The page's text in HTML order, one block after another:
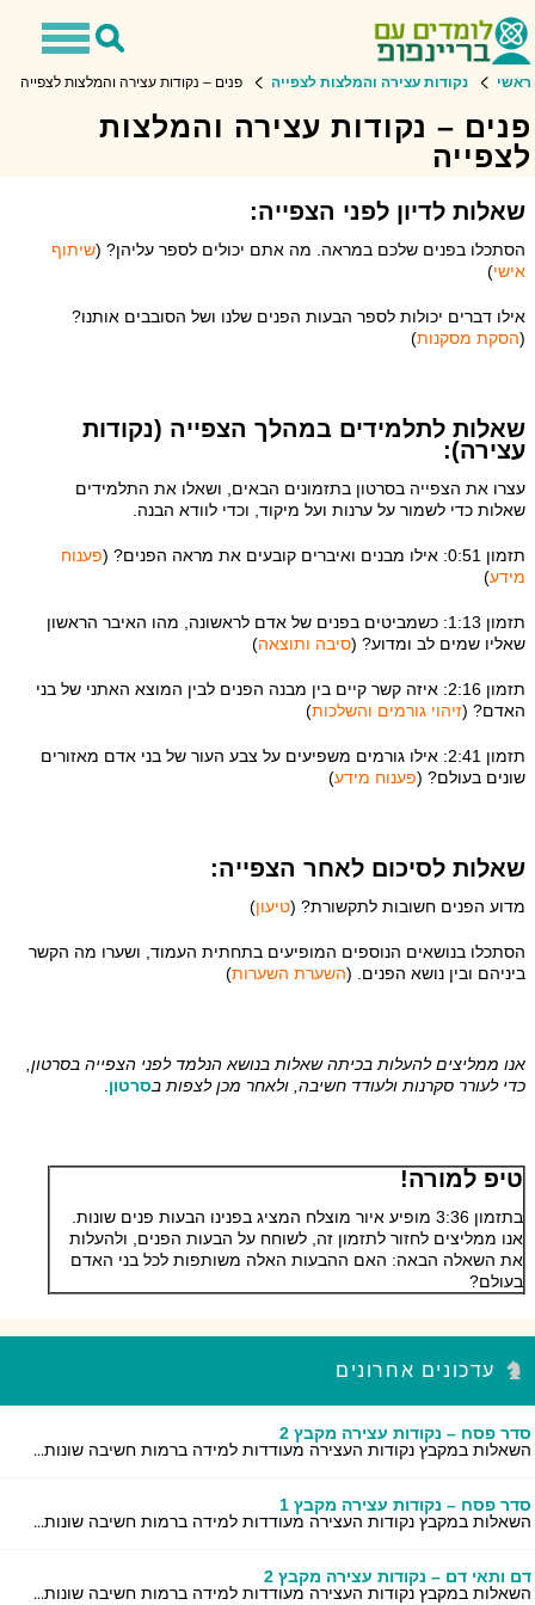
Toggle
Toggle
ראשי נקודות עצירה והמלצות לצפייה פנים – נקודות עצירה והמלצות לצפייה
פנים – נקודות עצירה והמלצות
לצפייה
שאלות לדיון לפני הצפייה:
הסתכלו בפנים שלכם במראה. מה אתם יכולים לספר עליהן? (שיתוף
אישי)
אילו דברים יכולות לספר הבעות הפנים שלנו ושל הסובבים אותנו?
(הסקת מסקנות)
שאלות לתלמידים במהלך הצפייה (נקודות
עצירה):
עצרו את הצפייה בסרטון בתזמונים הבאים, ושאלו את התלמידים
שאלות כדי לשמור על ערנות ועל מיקוד, וכדי לוודא הבנה.
תזמון 0:51: אילו מבנים ואיברים קובעים את מראה הפנים? (
פענוח
מידע)
תזמון 1:13: כשמביטים בפנים של אדם לראשונה, מהו האיבר הראשון
שאליו שמים לב ומדוע? (סיבה ותוצאה)
תזמון 2:16: איזה קשר קיים בין מבנה הפנים לבין המוצא האתני של בני
האדם? (זיהוי גורמים והשלכות)
תזמון 2:41: אילו גורמים משפיעים על צבע העור של בני אדם מאזורים
שונים בעולם? (פענוח מידע)
שאלות לסיכום לאחר הצפייה:
מדוע הפנים חשובות לתקשורת? (טיעון)
הסתכלו בנושאים הנוספים המופיעים בתחתית העמוד, ושערו מה הקשר
ביניהם ובין נושא הפנים. (השערת השערות)
אנו ממליצים להעלות בכיתה שאלות בנושא הנלמד לפני הצפייה בסרטון,
כדי לעורר סקרנות ולעודד חשיבה, ולאחר מכן לצפות בסרטון
טיפ למורה!
בתזמון 3:36 מופיע איור מוצלח המציג בפנינו הבעות פנים שונות.
אנו ממליצים לחזור לתזמון זה, לשוחח על הבעות הפנים, ולהעלות
את השאלה הבאה: האם ההבעות האלה משותפות לכל בני האדם
בעולם?
עדכונים אחרונים
סדר פסח – נקודות עצירה מקבץ 2
השאלות במקבץ נקודות העצירה מעודדות למידה ברמות חשיבה שונות...
סדר פסח – נקודות עצירה מקבץ 1
השאלות במקבץ נקודות העצירה מעודדות למידה ברמות חשיבה שונות...
דם ותאי דם – נקודות עצירה מקבץ 2
השאלות במקבץ נקודות העצירה מעודדות למידה ברמות חשיבה שונות...